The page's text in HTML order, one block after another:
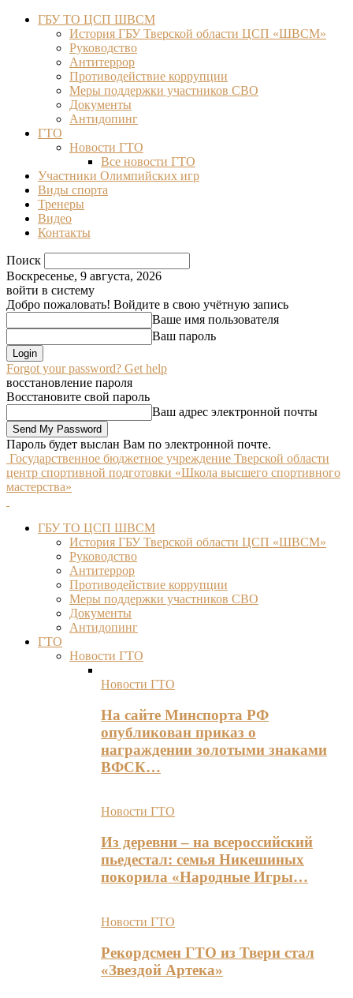
ГБУ ТО ЦСП ШВСМ
История ГБУ Тверской области ЦСП «ШВСМ»
Руководство
Антитеррор
Противодействие коррупции
Меры поддержки участников СВО
Документы
Антидопинг
ГТО
Новости ГТО
Все новости ГТО
Участники Олимпийских игр
Виды спорта
Тренеры
Видео
Контакты
Поиск
Воскресенье, 9 августа, 2026
войти в систему
Добро пожаловать! Войдите в свою учётную запись
Ваше имя пользователя
Ваш пароль
Forgot your password? Get help
восстановление пароля
Восстановите свой пароль
Ваш адрес электронной почты
Пароль будет выслан Вам по электронной почте.
Государственное бюджетное учреждение Тверской области
центр спортивной подготовки «Школа высшего спортивного
мастерства»
ГБУ ТО ЦСП ШВСМ
История ГБУ Тверской области ЦСП «ШВСМ»
Руководство
Антитеррор
Противодействие коррупции
Меры поддержки участников СВО
Документы
Антидопинг
ГТО
Новости ГТО
Новости ГТО
На сайте Минспорта РФ
опубликован приказ о
награждении золотыми знаками
ВФСК…
Новости ГТО
Из деревни – на всероссийский
пьедестал: семья Никешиных
покорила «Народные Игры…
Новости ГТО
Рекордсмен ГТО из Твери стал
«Звездой Артека»